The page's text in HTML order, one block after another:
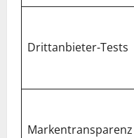
Drittanbieter-Tests
Markentransparenz